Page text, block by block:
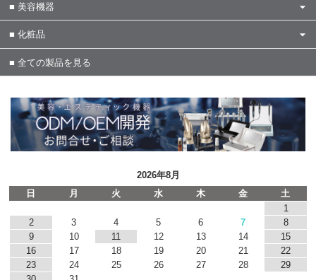
美容機器
化粧品
全ての製品を見る
2026年8月
日
月 火 水 木 金
土
1
2
3 4 5 6 7
8
9
10 11 12 13 14
15
16
17 18 19 20 21
22
23
24 25 26 27 28
29